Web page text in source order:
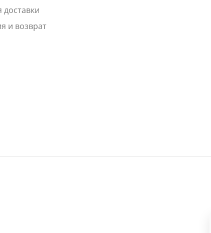
доставки
и возврат